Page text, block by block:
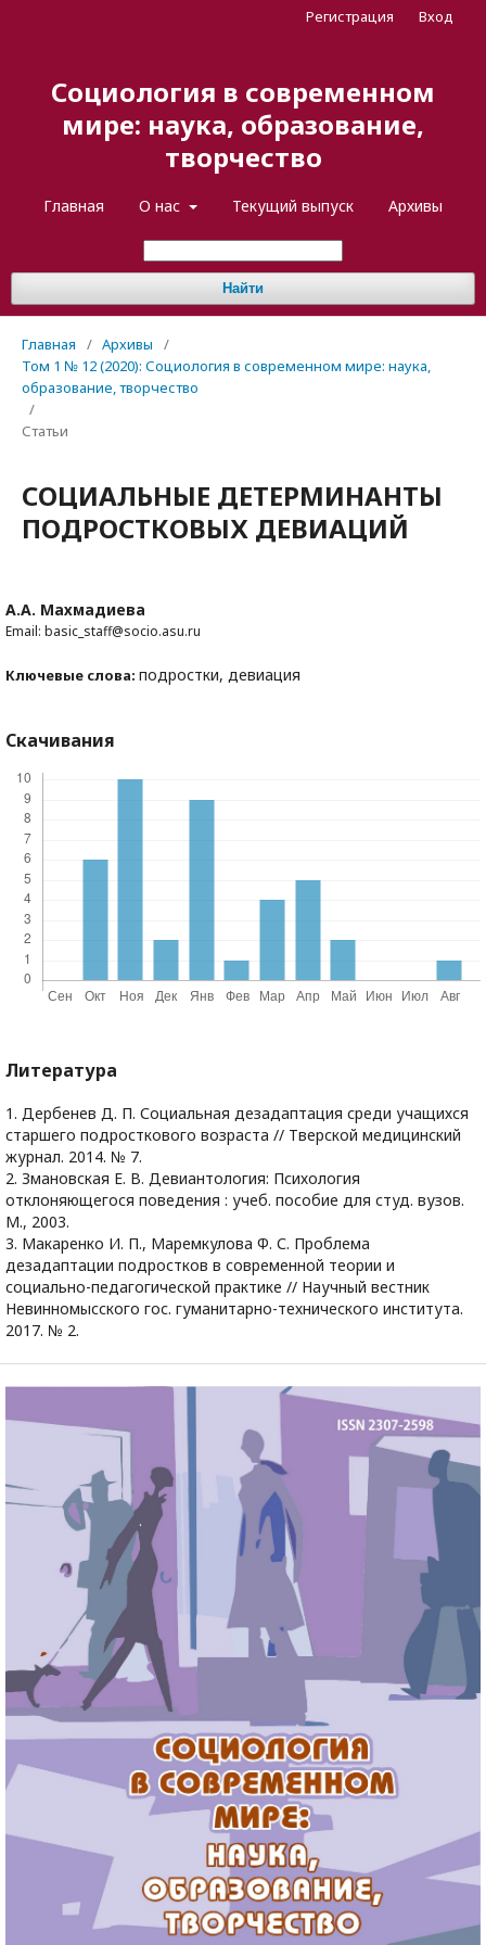
Социология в современном
мире: наука, образование,
творчество
Главная О нас Текущий выпуск Архивы
Найти
Регистрация Вход
Главная / Архивы
/
Том 1 № 12 (2020): Социология в современном мире: наука,
образование, творчество
/
Статьи
СОЦИАЛЬНЫЕ ДЕТЕРМИНАНТЫ
ПОДРОСТКОВЫХ ДЕВИАЦИЙ
А.А. Махмадиева
Email: basic_staff@socio.asu.ru
Ключевые слова: подростки, девиация
Скачивания
Литература
1. Дербенев Д. П. Социальная дезадаптация среди учащихся
старшего подросткового возраста // Тверской медицинский
журнал. 2014. № 7.
2. Змановская Е. В. Девиантология: Психология
отклоняющегося поведения : учеб. пособие для студ. вузов.
М., 2003.
3. Макаренко И. П., Маремкулова Ф. С. Проблема
дезадаптации подростков в современной теории и
социально-педагогической практике // Научный вестник
Невинномысского гос. гуманитарно-технического института.
2017. № 2.